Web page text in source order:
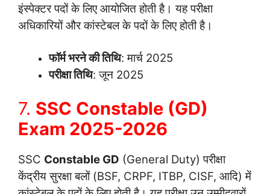
इंस्पेक्टर पदों के लिए आयोजित होती है। यह परीक्षा
अधिकारियों और कांस्टेबल के पदों के लिए होती है।
फॉर्म भरने की तिथि: मार्च 2025
परीक्षा तिथि: जून 2025
7. SSC Constable (GD)
Exam 2025-2026
SSC Constable GD (General Duty) परीक्षा
केंद्रीय सुरक्षा बलों (BSF, CRPF, ITBP, CISF, आदि) में